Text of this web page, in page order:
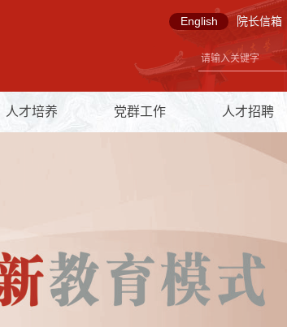
院长信箱
English
人才培养 党群工作 人才招聘